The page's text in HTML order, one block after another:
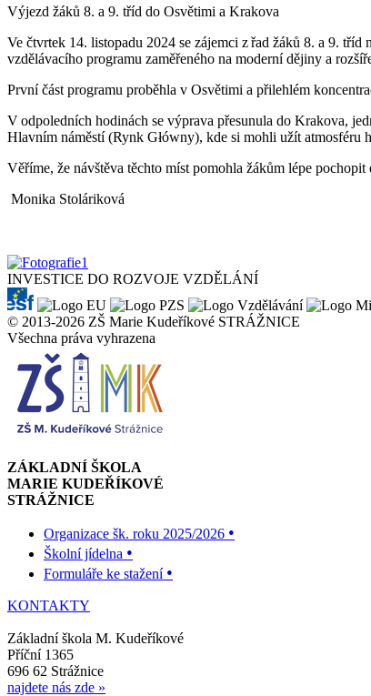
Výjezd žáků 8. a 9. tříd do Osvětimi a Krakova
Ve čtvrtek 14. listopadu 2024 se zájemci z řad žáků 8. a 9.
vzdělávacího programu zaměřeného na moderní dějiny a
První část programu proběhla v Osvětimi a přilehlém
V odpoledních hodinách se výprava přesunula do Krakova,
Hlavním náměstí (Rynk Główny), kde si mohli užít atmosféru
Věříme, že návštěva těchto míst pomohla žákům lépe
Monika Stoláriková
INVESTICE DO ROZVOJE VZDĚLÁNÍ
© 2013-2026 ZŠ Marie Kudeříkové STRÁŽNICE
Všechna práva vyhrazena
ZÁKLADNÍ ŠKOLA
MARIE KUDEŘÍKOVÉ
STRÁŽNICE
Organizace šk. roku 2025/2026 •
Školní jídelna •
Formuláře ke stažení •
KONTAKTY
Základní škola M. Kudeříkové
Příční 1365
696 62 Strážnice
najdete nás zde »